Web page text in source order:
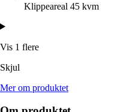
Klippeareal 45 kvm
Vis 1 flere
Skjul
Mer om produktet